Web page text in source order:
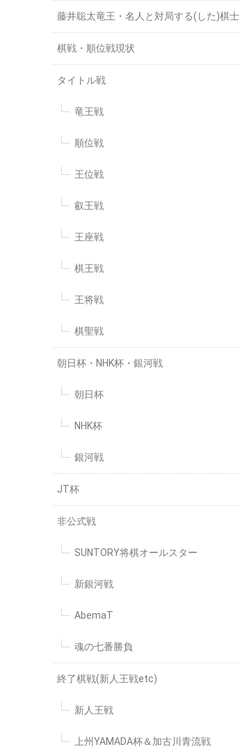
藤井聡太竜王・名人と対局する(した)棋士
棋戦・順位戦現状
タイトル戦
竜王戦
順位戦
王位戦
叡王戦
王座戦
棋王戦
王将戦
棋聖戦
朝日杯・NHK杯・銀河戦
朝日杯
NHK杯
銀河戦
JT杯
非公式戦
SUNTORY将棋オールスター
新銀河戦
AbemaT
魂の七番勝負
終了棋戦(新人王戦etc)
新人王戦
上州YAMADA杯＆加古川青流戦